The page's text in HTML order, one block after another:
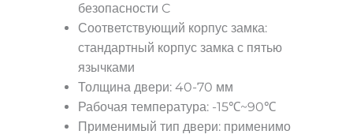
безопасности C
Соответствующий корпус замка:
стандартный корпус замка с пятью
язычками
Толщина двери: 40-70 мм
Рабочая температура: -15℃~90℃
Применимый тип двери: применимо